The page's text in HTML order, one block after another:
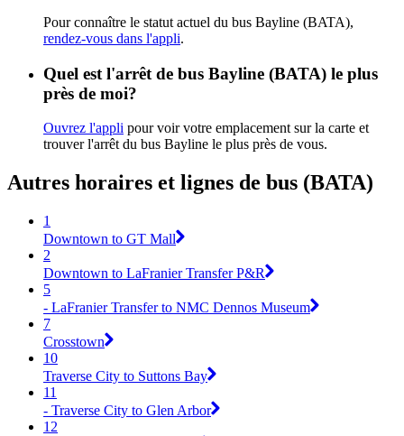
Pour connaître le statut actuel du bus Bayline (BATA),
rendez-vous dans l'appli.
Quel est l'arrêt de bus Bayline (BATA) le plus
près de moi?
Ouvrez l'appli pour voir votre emplacement sur la carte et
trouver l'arrêt du bus Bayline le plus près de vous.
Autres horaires et lignes de bus (BATA)
1
Downtown to GT Mall
2
Downtown to LaFranier Transfer P&R
5
- LaFranier Transfer to NMC Dennos Museum
7
Crosstown
10
Traverse City to Suttons Bay
11
- Traverse City to Glen Arbor
12